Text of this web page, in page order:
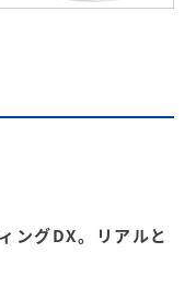
ングDX。リアルと